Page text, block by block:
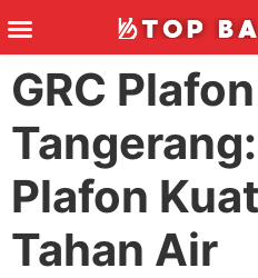
GRC
Plafon
Tahan Air